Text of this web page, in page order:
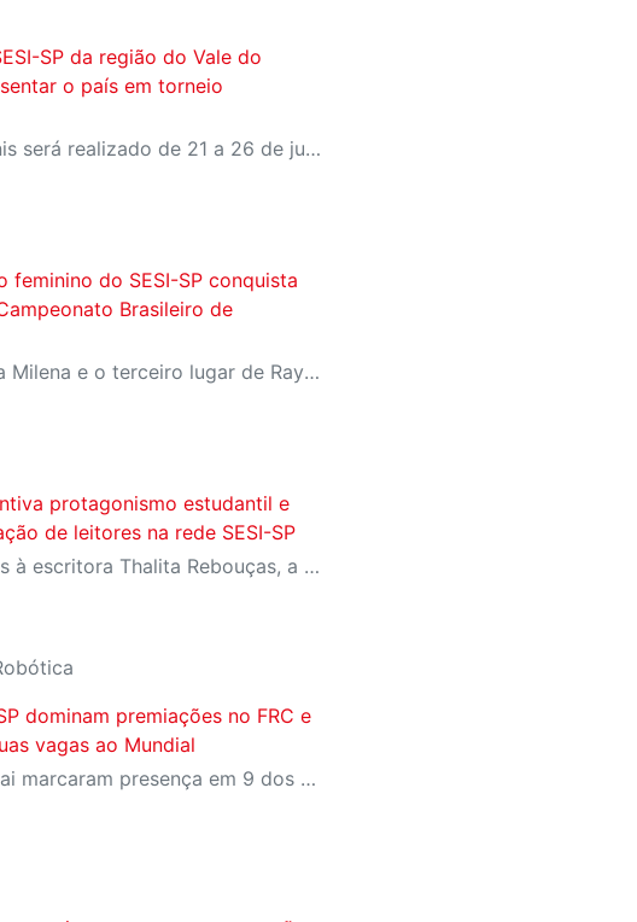
SP da região do Vale do
o país em torneio
World Table Tennis será realizado de 21 a 26 de julho, em São José dos Campos
feminino do SESI-SP conquista
Brasileiro de
A vitória de Raica Milena e o terceiro lugar de Rayssa Andrade na categoria Sub-23 consolidam o trabalho de formação de atletas da instituição
protagonismo estudantil e
de leitores na rede SESI-SP
Com homenagens à escritora Thalita Rebouças, a Semana do Livro e da Biblioteca promove criatividade, produção autoral e diferentes formas de expressão entre estudantes da Educação Infantil à EJA
dominam premiações no FRC e
vagas ao Mundial
Equipes Sesi Senai marcaram presença em 9 dos 18 prêmios técnicos da competição, que ainda deu à Octopus (Bauru) e à Stardust (Limeira) vagas para o Mundial nos Estados Unidos